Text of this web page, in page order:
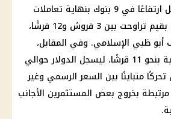
سعر الدولار اليوم سجل ارتفاعًا في 9 بنوك بنهاية تعاملات
الأربعاء 3 يونيو 2026، بقيم تراوحت بين 3 قروش و12 قرشًا،
ظبي الإسلامي. وفي المقابل،
تراجعت السوق الموازية بنحو 11 قرشًا، ليسجل الدولار حوالي
تحركًا متباينًا بين السعر الرسمي وغير
بخروج بعض المستثمرين الأجانب